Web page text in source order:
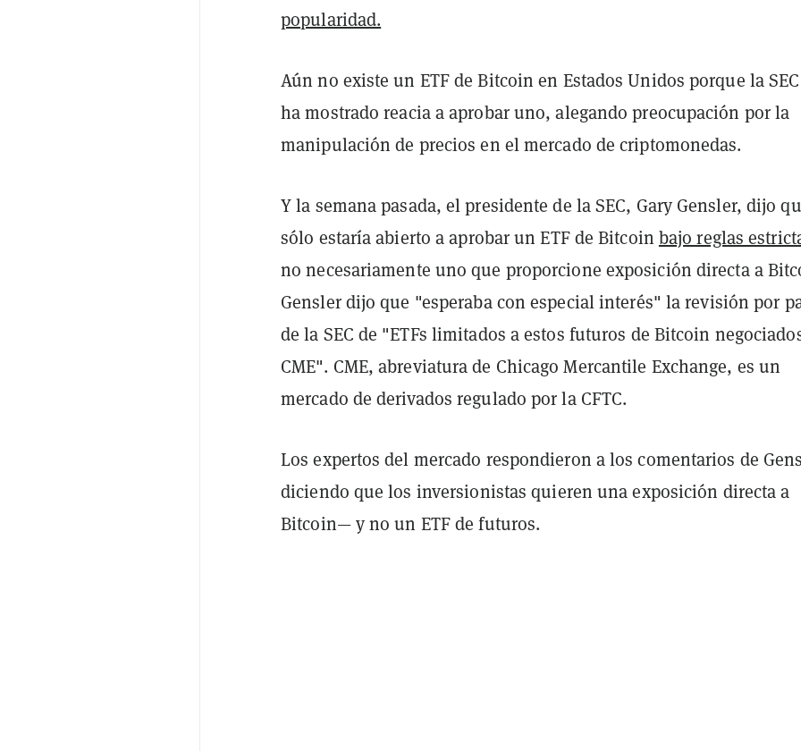
popularidad.
Aún no existe un ETF de Bitcoin en Estados Unidos porque la
ha mostrado reacia a aprobar uno, alegando preocupación por la
manipulación de precios en el mercado de criptomonedas.
Y la semana pasada, el presidente de la SEC, Gary Gensler, dijo
sólo estaría abierto a aprobar un ETF de Bitcoin bajo reglas
no necesariamente uno que proporcione exposición directa a
Gensler dijo que "esperaba con especial interés" la revisión por
de la SEC de "ETFs limitados a estos futuros de Bitcoin
CME". CME, abreviatura de Chicago Mercantile Exchange, es un
mercado de derivados regulado por la CFTC.
Los expertos del mercado respondieron a los comentarios de
diciendo que los inversionistas quieren una exposición directa a
Bitcoin— y no un ETF de futuros.